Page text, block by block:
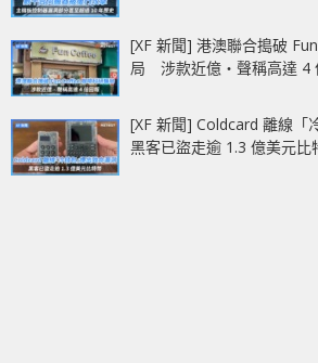
[XF 新聞] 港澳聯合搗破
局 涉款近億‧聲稱高達 4
[XF 新聞] Coldcard 離線「
黑客已盜走逾 1.3 億美元比